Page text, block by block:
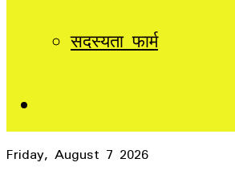
सदस्यता फार्म
Friday, August 7 2026